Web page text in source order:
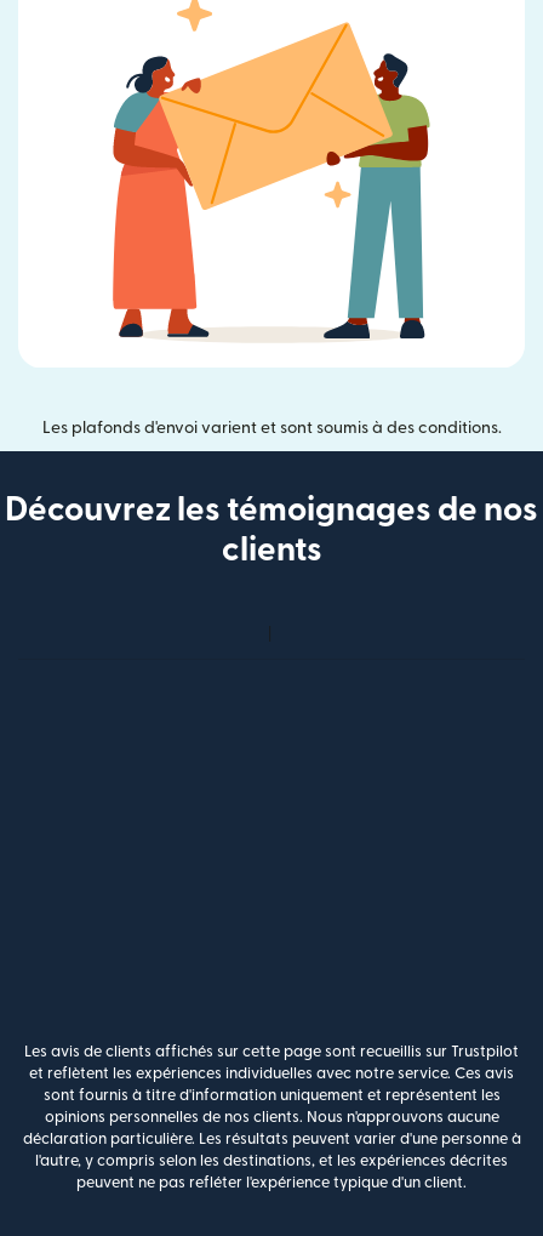
Les plafonds d'envoi varient et sont soumis à des conditions.
Découvrez les témoignages de nos
clients
Les avis de clients affichés sur cette page sont recueillis sur Trustpilot
et reflètent les expériences individuelles avec notre service. Ces avis
sont fournis à titre d'information uniquement et représentent les
opinions personnelles de nos clients. Nous n'approuvons aucune
déclaration particulière. Les résultats peuvent varier d'une personne à
l'autre, y compris selon les destinations, et les expériences décrites
peuvent ne pas refléter l'expérience typique d'un client.